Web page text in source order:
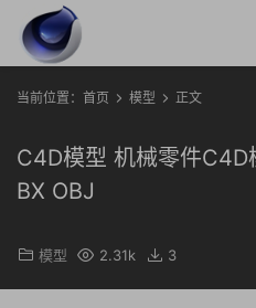
当前位置： 首页 模型 正文
C4D模型 机械零件
BX OBJ
模型 2.31k 3